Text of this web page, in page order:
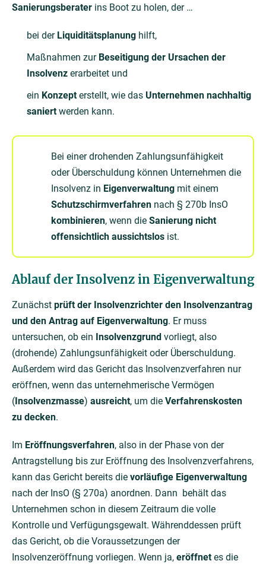
Sanierungsberater ins Boot zu holen, der …
bei der Liquiditätsplanung hilft,
Maßnahmen zur Beseitigung der Ursachen der
Insolvenz erarbeitet und
ein Konzepterstellt, wie das Unternehmen nachhaltig
saniertwerden kann.
Bei einer drohenden Zahlungsunfähigkeit
oder Überschuldung können Unternehmen die
Insolvenz in Eigenverwaltung mit einem
Schutzschirmverfahren nach § 270b InsO
kombinieren, wenn die Sanierung nicht
offensichtlich aussichtslos ist.
Ablauf der Insolvenz in Eigenverwaltung
Zunächst prüft der Insolvenzrichter den Insolvenzantrag
und den Antrag auf Eigenverwaltung. Er muss
untersuchen, ob ein Insolvenzgrund vorliegt, also
(drohende) Zahlungsunfähigkeit oder Überschuldung.
Außerdem wird das Gericht das Insolvenzverfahren nur
eröffnen, wenn das unternehmerische Vermögen
( Insolvenzmasse) ausreicht, um die Verfahrenskosten
zu decken.
Im Eröffnungsverfahren, also in der Phase von der
Antragstellung bis zur Eröffnung des Insolvenzverfahrens,
kann das Gericht bereits die vorläufige Eigenverwaltung
nach der InsO (§ 270a) anordnen. Dann behält das
Unternehmen schon in diesem Zeitraum die volle
Kontrolle und Verfügungsgewalt. Währenddessen prüft
das Gericht, ob die Voraussetzungen der
Insolvenzeröffnung vorliegen. Wenn ja, eröffnetes die